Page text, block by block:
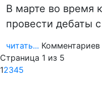
В марте во время
провести дебаты
читать... Комментариев
Страница 1 из 5
12345